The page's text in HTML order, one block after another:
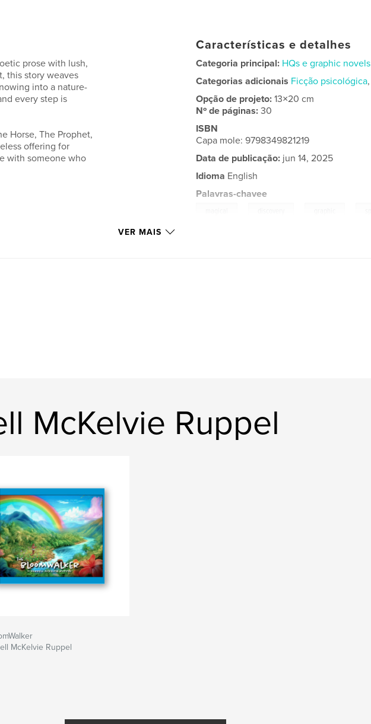
prose with lush,
this story weaves
into a nature-
every step is
Horse, The Prophet,
offering for
with someone who
Características e detalhes
Categoria principal: HQs e graphic novels
Categorias adicionais Ficção psicológica,
Opção de projeto:13×20 cm
Nº de páginas:30
ISBN
Capa mole: 9798349821219
Data de publicação: jun 14, 2025
Idioma English
Palavras-chavee
VER MAIS
McKelvie Ruppel
McKelvie Ruppel